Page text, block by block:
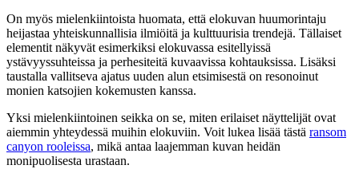
On myös mielenkiintoista huomata, että elokuvan huumorintaju
heijastaa yhteiskunnallisia ilmiöitä ja kulttuurisia trendejä. Tällaiset
elementit näkyvät esimerkiksi elokuvassa esitellyissä
ystävyyssuhteissa ja perhesiteitä kuvaavissa kohtauksissa. Lisäksi
taustalla vallitseva ajatus uuden alun etsimisestä on resonoinut
monien katsojien kokemusten kanssa.
Yksi mielenkiintoinen seikka on se, miten erilaiset näyttelijät ovat
aiemmin yhteydessä muihin elokuviin. Voit lukea lisää tästä ransom
canyon rooleissa, mikä antaa laajemman kuvan heidän
monipuolisesta urastaan.